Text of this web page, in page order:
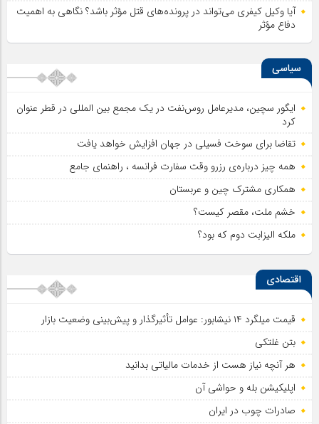
آیا وکیل کیفری می‌تواند در پرونده‌های قتل مؤثر باشد؟ نگاهی به اهمیت
دفاع مؤثر
سیاسی
ایگور سچین، مدیرعامل روس‌نفت در یک مجمع بین المللی در قطر عنوان
کرد
تقاضا برای سوخت فسیلی در جهان افزایش خواهد یافت
همه چیز درباره‌ی رزرو وقت سفارت فرانسه ، راهنمای جامع
همکاری مشترک چین و عربستان
خشم ملت، مقصر کیست؟
ملکه الیزابت دوم که بود؟
اقتصادی
قیمت میلگرد ۱۴ نیشابور: عوامل تأثیرگذار و پیش‌بینی وضعیت بازار
بتن غلتکی
هر آنچه نیاز هست از خدمات مالیاتی بدانید
اپلیکیشن بله و حواشی آن
صادرات چوب در ایران